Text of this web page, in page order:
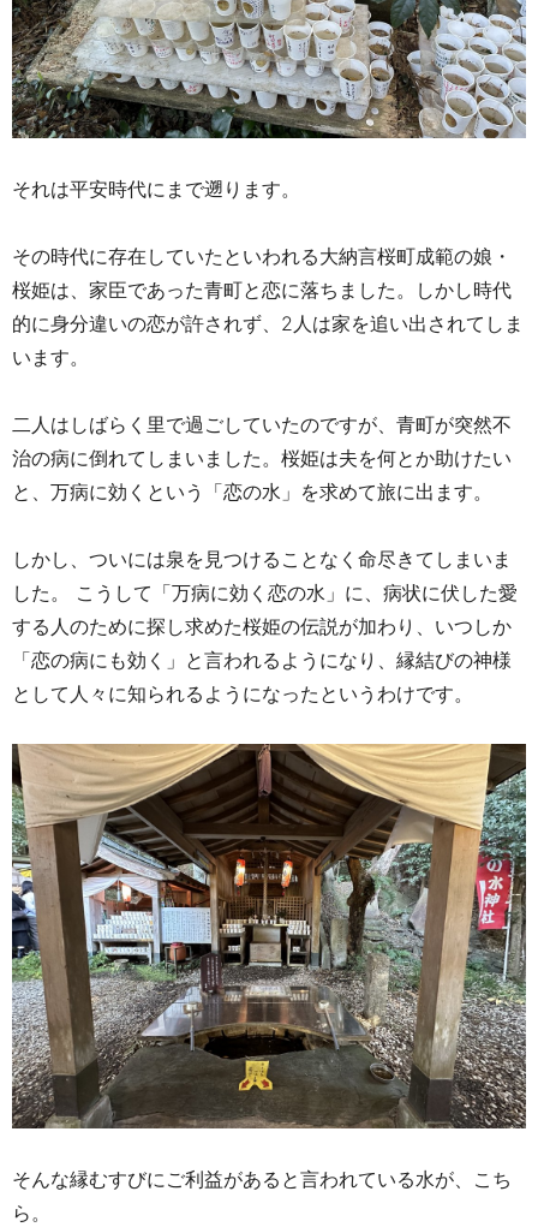
それは平安時代にまで遡ります。
その時代に存在していたといわれる大納言桜町成範の娘・
桜姫は、家臣であった青町と恋に落ちました。しかし時代
的に身分違いの恋が許されず、2人は家を追い出されてしま
います。
二人はしばらく里で過ごしていたのですが、青町が突然不
治の病に倒れてしまいました。桜姫は夫を何とか助けたい
と、万病に効くという「恋の水」を求めて旅に出ます。
しかし、ついには泉を見つけることなく命尽きてしまいま
した。
こうして「万病に効く恋の水」に、病状に伏した愛
する人のために探し求めた桜姫の伝説が加わり、いつしか
「恋の病にも効く」と言われるようになり、縁結びの神様
として人々に知られるようになったというわけです。
そんな縁むすびにご利益があると言われている水が、こち
ら。